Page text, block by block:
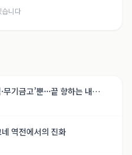
습니다
기금고’뿐···끝 향하는 내
호, 내란의 기록]
역전에서의 진화